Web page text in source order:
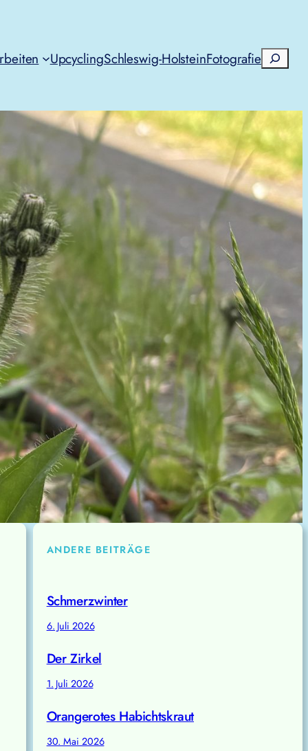
UpcyclingSchleswig-HolsteinFotografieSuchen
ANDERE BEITRÄGE
Schmerzwinter
6. Juli 2026
Der Zirkel
1. Juli 2026
Orangerotes Habichtskraut
30. Mai 2026